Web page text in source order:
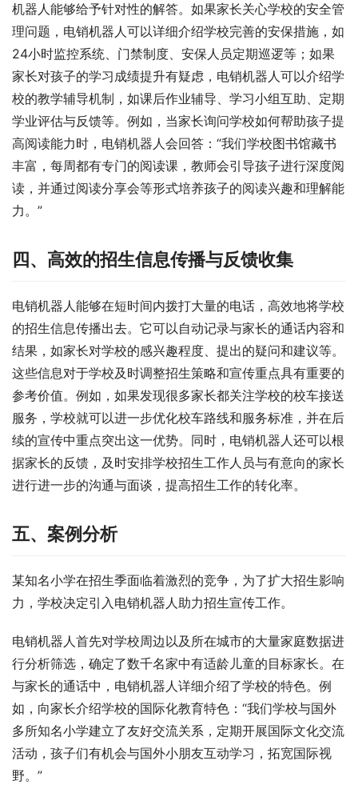
机器人能够给予针对性的解答。如果家长关心学校的安全管
理问题，电销机器人可以详细介绍学校完善的安保措施，如
24小时监控系统、门禁制度、安保人员定期巡逻等；如果
家长对孩子的学习成绩提升有疑虑，电销机器人可以介绍学
校的教学辅导机制，如课后作业辅导、学习小组互助、定期
学业评估与反馈等。例如，当家长询问学校如何帮助孩子提
高阅读能力时，电销机器人会回答：“我们学校图书馆藏书
丰富，每周都有专门的阅读课，教师会引导孩子进行深度阅
读，并通过阅读分享会等形式培养孩子的阅读兴趣和理解能
力。”
四、高效的招生信息传播与反馈收集
电销机器人能够在短时间内拨打大量的电话，高效地将学校
的招生信息传播出去。它可以自动记录与家长的通话内容和
结果，如家长对学校的感兴趣程度、提出的疑问和建议等。
这些信息对于学校及时调整招生策略和宣传重点具有重要的
参考价值。例如，如果发现很多家长都关注学校的校车接送
服务，学校就可以进一步优化校车路线和服务标准，并在后
续的宣传中重点突出这一优势。同时，电销机器人还可以根
据家长的反馈，及时安排学校招生工作人员与有意向的家长
进行进一步的沟通与面谈，提高招生工作的转化率。
五、案例分析
某知名小学在招生季面临着激烈的竞争，为了扩大招生影响
力，学校决定引入电销机器人助力招生宣传工作。
电销机器人首先对学校周边以及所在城市的大量家庭数据进
行分析筛选，确定了数千名家中有适龄儿童的目标家长。在
与家长的通话中，电销机器人详细介绍了学校的特色。例
如，向家长介绍学校的国际化教育特色：“我们学校与国外
多所知名小学建立了友好交流关系，定期开展国际文化交流
活动，孩子们有机会与国外小朋友互动学习，拓宽国际视
野。”